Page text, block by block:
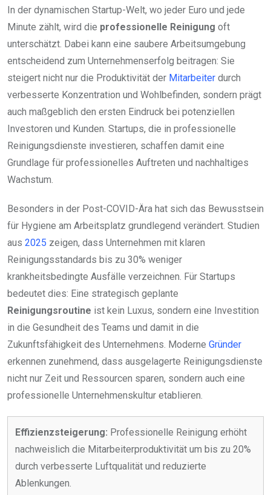
In der dynamischen Startup-Welt, wo jeder Euro und jede
Minute zählt, wird die professionelle Reinigung oft
unterschätzt. Dabei kann eine saubere Arbeitsumgebung
entscheidend zum Unternehmenserfolg beitragen: Sie
steigert nicht nur die Produktivität der Mitarbeiter durch
verbesserte Konzentration und Wohlbefinden, sondern prägt
auch maßgeblich den ersten Eindruck bei potenziellen
Investoren und Kunden. Startups, die in professionelle
Reinigungsdienste investieren, schaffen damit eine
Grundlage für professionelles Auftreten und nachhaltiges
Wachstum.
Besonders in der Post-COVID-Ära hat sich das Bewusstsein
für Hygiene am Arbeitsplatz grundlegend verändert. Studien
aus 2025 zeigen, dass Unternehmen mit klaren
Reinigungsstandards bis zu 30% weniger
krankheitsbedingte Ausfälle verzeichnen. Für Startups
bedeutet dies: Eine strategisch geplante
Reinigungsroutine ist kein Luxus, sondern eine Investition
in die Gesundheit des Teams und damit in die
Zukunftsfähigkeit des Unternehmens. Moderne Gründer
erkennen zunehmend, dass ausgelagerte Reinigungsdienste
nicht nur Zeit und Ressourcen sparen, sondern auch eine
professionelle Unternehmenskultur etablieren.
Effizienzsteigerung: Professionelle Reinigung erhöht
nachweislich die Mitarbeiterproduktivität um bis zu 20%
durch verbesserte Luftqualität und reduzierte
Ablenkungen.